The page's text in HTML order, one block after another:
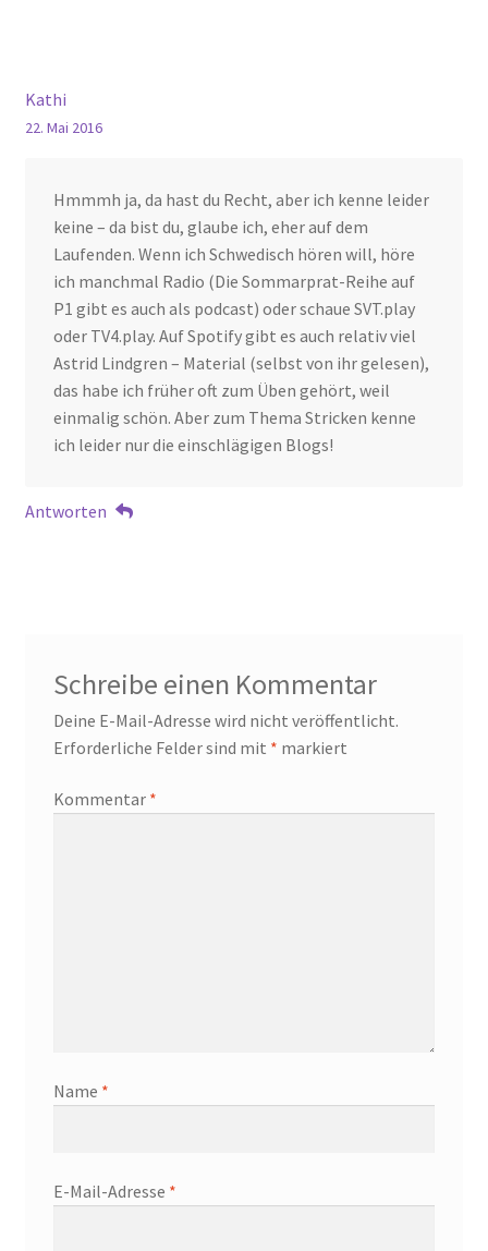
Kathi
22. Mai 2016
Hmmmh ja, da hast du Recht, aber ich kenne leider
keine – da bist du, glaube ich, eher auf dem
Laufenden. Wenn ich Schwedisch hören will, höre
ich manchmal Radio (Die Sommarprat-Reihe auf
P1 gibt es auch als podcast) oder schaue SVT.play
oder TV4.play. Auf Spotify gibt es auch relativ viel
Astrid Lindgren – Material (selbst von ihr gelesen),
das habe ich früher oft zum Üben gehört, weil
einmalig schön. Aber zum Thema Stricken kenne
ich leider nur die einschlägigen Blogs!
Antworten
Schreibe einen Kommentar
Deine E-Mail-Adresse wird nicht veröffentlicht.
Erforderliche Felder sind mit * markiert
Kommentar *
Name *
E-Mail-Adresse *